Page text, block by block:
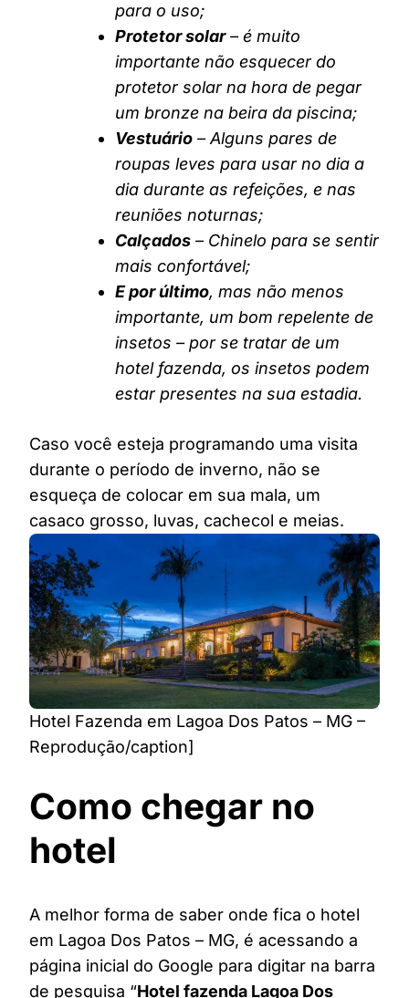
para o uso;
Protetor solar– é muito
importante não esquecer do
protetor solar na hora de pegar
um bronze na beira da piscina;
Vestuário – Alguns pares de
roupas leves para usar no dia a
dia durante as refeições, e nas
reuniões noturnas;
Calçados – Chinelo para se sentir
mais confortável;
E por último, mas não menos
importante, um bom repelente de
insetos – por se tratar de um
hotel fazenda, os insetos podem
estar presentes na sua estadia.
Caso você esteja programando uma visita
durante o período de inverno, não se
esqueça de colocar em sua mala, um
casaco grosso, luvas, cachecol e meias.
Hotel Fazenda em Lagoa Dos Patos – MG –
Reprodução/caption]
Como chegar no
hotel
A melhor forma de saber onde fica o hotel
em Lagoa Dos Patos – MG, é acessando a
página inicial do Google para digitar na barra
de pesquisa “Hotel fazenda Lagoa Dos